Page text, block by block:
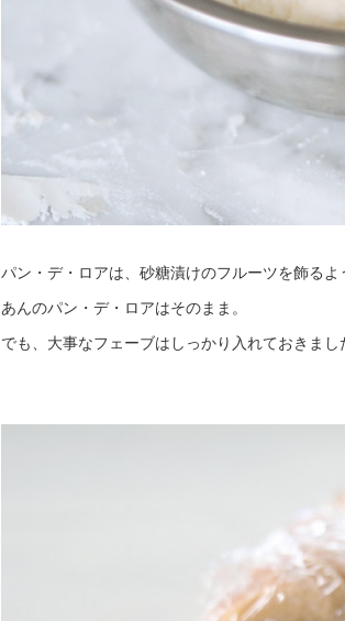
パン・デ・ロアは、砂糖漬けのフルーツを飾るよ
あんのパン・デ・ロアはそのまま。
でも、大事なフェーブはしっかり入れておきまし